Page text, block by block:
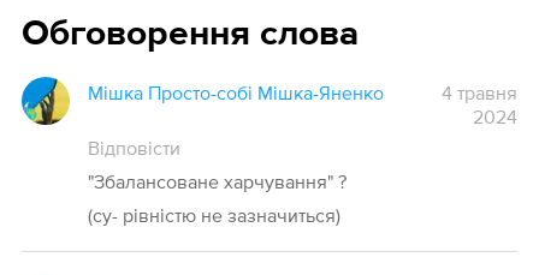
Обговорення слова
Мішка Просто-собі Мішка-Яненко
4 травня
2024
Відповісти
"Збалансоване харчування" ?
(су- рівністю не зазначиться)